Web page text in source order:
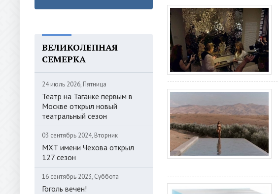
ВЕЛИКОЛЕПНАЯ
СЕМЕРКА
24 июль 2026, Пятница
Театр на Таганке первым в
Москве открыл новый
театральный сезон
03 сентябрь 2024, Вторник
МХТ имени Чехова открыл
127 сезон
16 сентябрь 2023, Суббота
Гоголь вечен!